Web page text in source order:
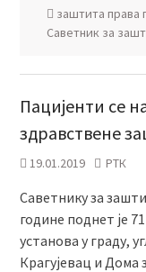
заштита права
Саветник за
Пацијенти се
здравствене
19.01.2019 РТК
Саветнику за
године поднет је
установа у граду,
Крагујевац и Дома